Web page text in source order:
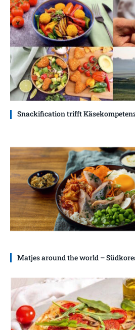
Snackification trifft
Matjes around the world –